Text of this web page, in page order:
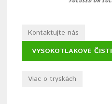
Kontaktujte nás
VYSOKOTLAKOVÉ
Viac o tryskách